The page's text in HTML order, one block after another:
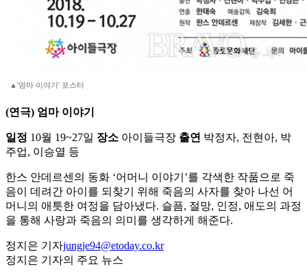
▲'엄마 이야기' 포스터
(연극) 엄마 이야기
일정 10월 19~27일 장소 아이들극장 출연 박정자, 전현아, 박
주업, 이승열 등
한스 안데르센의 동화 ‘어머니 이야기’를 각색한 작품으로 죽
음이 데려간 아이를 되찾기 위해 죽음의 사자를 찾아 나선 어
머니의 애틋한 여정을 담아냈다. 슬픔, 절망, 인정, 애도의 과정
을 통해 사랑과 죽음의 의미를 생각하게 해준다.
정지은 기자jungje94@etoday.co.kr
정지은 기자의 주요 뉴스